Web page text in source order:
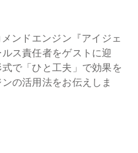
ンドエンジン『アイジェ
ス責任者をゲストに迎
で「ひと工夫」で効果を
の活用法をお伝えしま